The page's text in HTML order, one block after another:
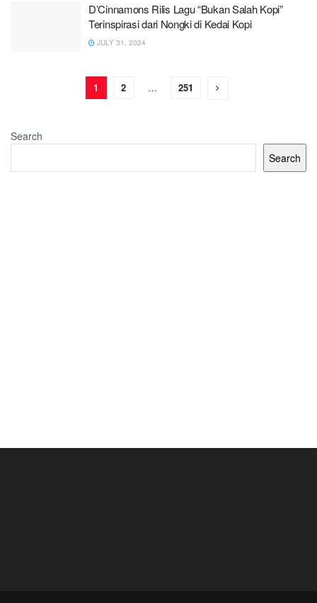
D’Cinnamons Rilis Lagu “Bukan Salah Kopi”
Terinspirasi dari Nongki di Kedai Kopi
JULY 31, 2024
1 2 … 251
Search
Search